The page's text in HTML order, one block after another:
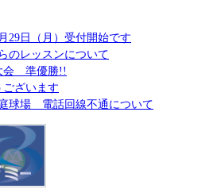
29日（月）受付開始です
のレッスンについて
会 準優勝!!
ざいます
球場 電話回線不通について